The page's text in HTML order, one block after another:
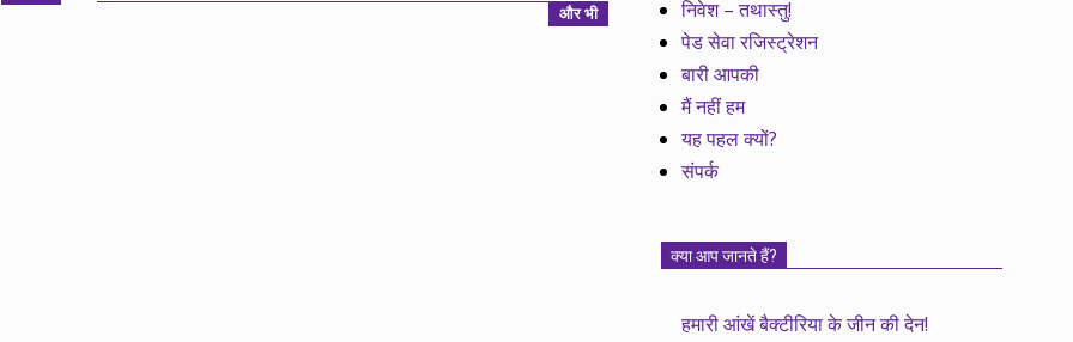
और भी
निवेश – तथास्तु!
पेड सेवा रजिस्ट्रेशन
बारी आपकी
मैं नहीं हम
यह पहल क्यों?
संपर्क
क्या आप जानते हैं?
हमारी आंखें बैक्टीरिया के जीन की देन!